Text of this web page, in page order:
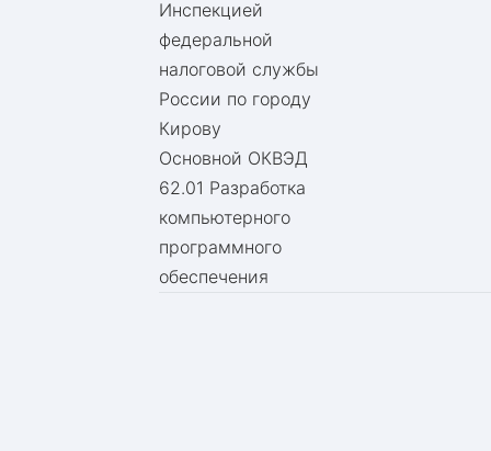
Инспекцией
федеральной
налоговой службы
России по городу
Кирову
Основной ОКВЭД
62.01 Разработка
компьютерного
программного
обеспечения